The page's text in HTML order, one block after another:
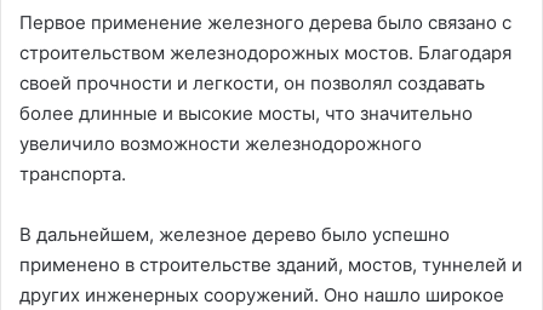
Первое применение железного дерева было связано с
строительством железнодорожных мостов. Благодаря
своей прочности и легкости, он позволял создавать
более длинные и высокие мосты, что значительно
увеличило возможности железнодорожного
транспорта.
В дальнейшем, железное дерево было успешно
применено в строительстве зданий, мостов, туннелей и
других инженерных сооружений. Оно нашло широкое